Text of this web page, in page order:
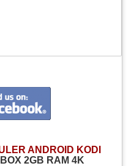
ANDROID KODI
2GB RAM 4K